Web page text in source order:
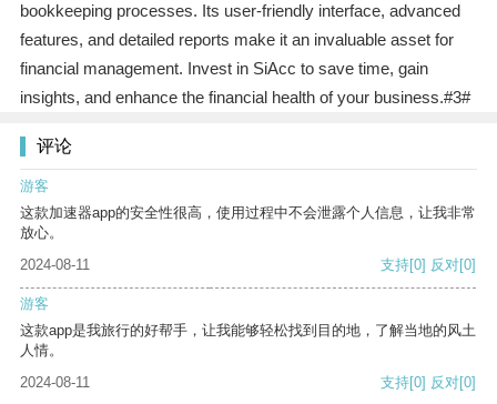
bookkeeping processes. Its user-friendly interface, advanced
features, and detailed reports make it an invaluable asset for
financial management. Invest in SiAcc to save time, gain
insights, and enhance the financial health of your business.#3#
评论
游客
这款加速器app的安全性很高，使用过程中不会泄露个人信息，让我非常
放心。
2024-08-11
支持[0] 反对[0]
游客
这款app是我旅行的好帮手，让我能够轻松找到目的地，了解当地的风土
人情。
2024-08-11
支持[0] 反对[0]